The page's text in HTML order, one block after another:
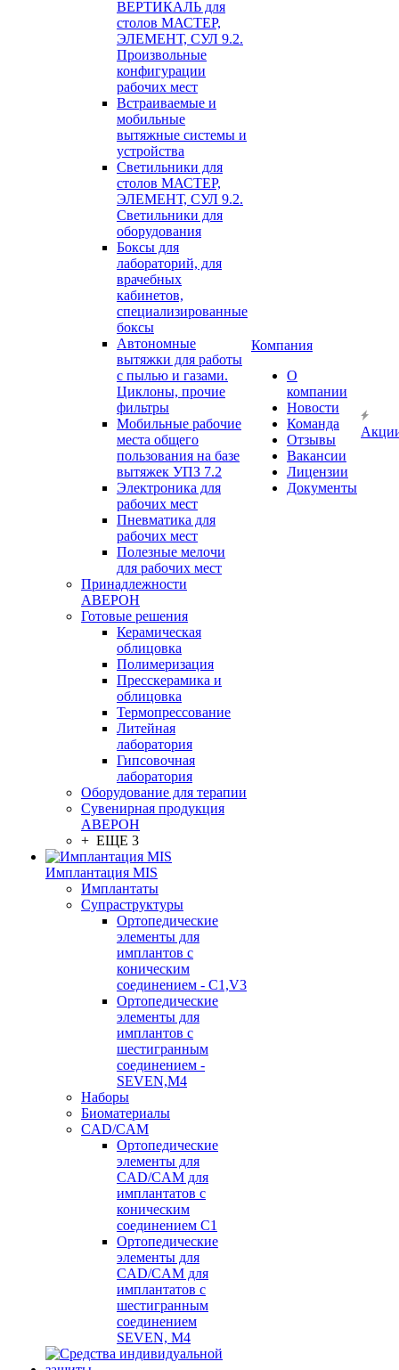
ВЕРТИКАЛЬ для
столов МАСТЕР,
ЭЛЕМЕНТ, СУЛ 9.2.
Произвольные
конфигурации
рабочих мест
Встраиваемые и
мобильные
вытяжные системы и
устройства
Светильники для
столов МАСТЕР,
ЭЛЕМЕНТ, СУЛ 9.2.
Светильники для
оборудования
Боксы для
лабораторий, для
врачебных
кабинетов,
специализированные
боксы
Автономные
вытяжки для работы
с пылью и газами.
Циклоны, прочие
фильтры
Мобильные рабочие
места общего
пользования на базе
вытяжек УПЗ 7.2
Электроника для
рабочих мест
Пневматика для
рабочих мест
Полезные мелочи
для рабочих мест
Принадлежности
АВЕРОН
Готовые решения
Керамическая
облицовка
Полимеризация
Пресскерамика и
облицовка
Термопрессование
Литейная
лаборатория
Гипсовочная
лаборатория
Оборудование для терапии
Сувенирная продукция
АВЕРОН
+ ЕЩЕ 3
Имплантация MIS
Имплантаты
Супраструктуры
Ортопедические
элементы для
имплантов с
коническим
соединением - C1,V3
Ортопедические
элементы для
имплантов с
шестигранным
соединением -
SEVEN,M4
Наборы
Биоматериалы
CAD/CAM
Ортопедические
элементы для
CAD/CAM для
имплантатов с
коническим
соединением С1
Ортопедические
элементы для
CAD/CAM для
имплантатов с
шестигранным
соединением
SEVEN, М4
Компания
О
компании
Новости
Команда
Отзывы
Вакансии
Лицензии
Документы